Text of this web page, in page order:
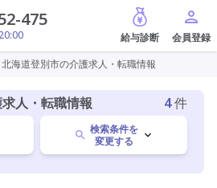
475 給与診断
北海道登別市の介護求人・転職情報
人・転職情報 4件
検索条件を
変更する